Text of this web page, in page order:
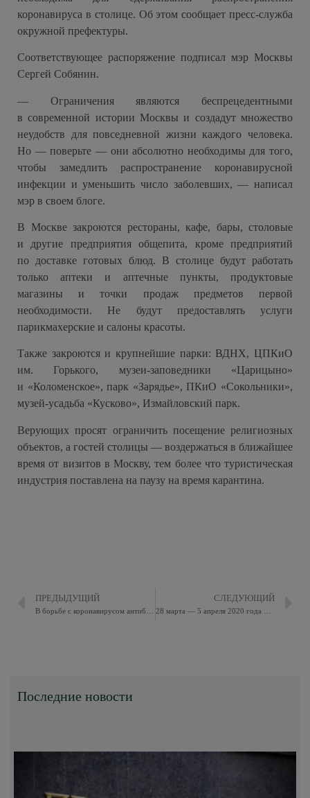
коронавируса в столице. Об этом сообщает пресс-служба
окружной префектуры.
Соответствующее распоряжение подписал мэр Москвы
Сергей Собянин.
— Ограничения являются беспрецедентными
в современной истории Москвы и создадут множество
неудобств для повседневной жизни каждого человека.
Но — поверьте — они абсолютно необходимы для того,
чтобы замедлить распространение коронавирусной
инфекции и уменьшить число заболевших, — написал
мэр в своем блоге.
В Москве закроются рестораны, кафе, бары, столовые
и другие предприятия общепита, кроме предприятий
по доставке готовых блюд. В столице будут работать
только аптеки и аптечные пункты, продуктовые
магазины и точки продаж предметов первой
необходимости. Не будут предоставлять услуги
парикмахерские и салоны красоты.
Также закроются и крупнейшие парки: ВДНХ, ЦПКиО
им. Горького, музеи-заповедники «Царицыно»
и «Коломенское», парк «Зарядье», ПКиО «Сокольники»,
музей-усадьба «Кусково», Измайловский парк.
Верующих просят ограничить посещение религиозных
объектов, а гостей столицы — воздержаться в ближайшее
время от визитов в Москву, тем более что туристическая
индустрия поставлена на паузу на время карантина.
ПРЕДЫДУЩИЙ СЛЕДУЮЩИЙ
Последние новости